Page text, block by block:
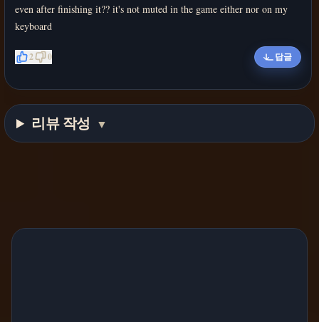
even after finishing it?? it's not muted in the game either nor on my
keyboard
2 0 답글
리뷰 작성 ▼